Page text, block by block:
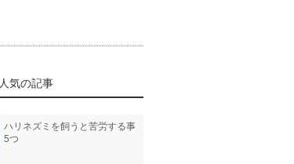
人気の記事
ハリネズミを飼うと苦労する事
5つ